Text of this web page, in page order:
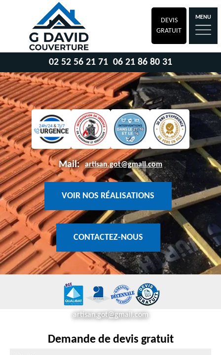
DEVIS
GRATUIT
MENU
02 52 56 21 71 06 21 86 80 31
Mail: artisan.got@gmail.com
VOIR NOS RÉALISATIONS
CONTACTEZ-NOUS
artisan.got@gmail.com
Demande de devis gratuit